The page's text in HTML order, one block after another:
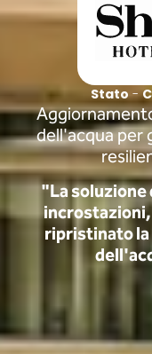
Stato-
dell'acqua per
"La soluzione
ripristinato